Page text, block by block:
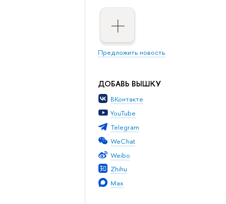
Предложить новость
ДОБАВЬ ВЫШКУ
ВКонтакте
YouTube
Telegram
WeChat
Weibo
Zhihu
Max